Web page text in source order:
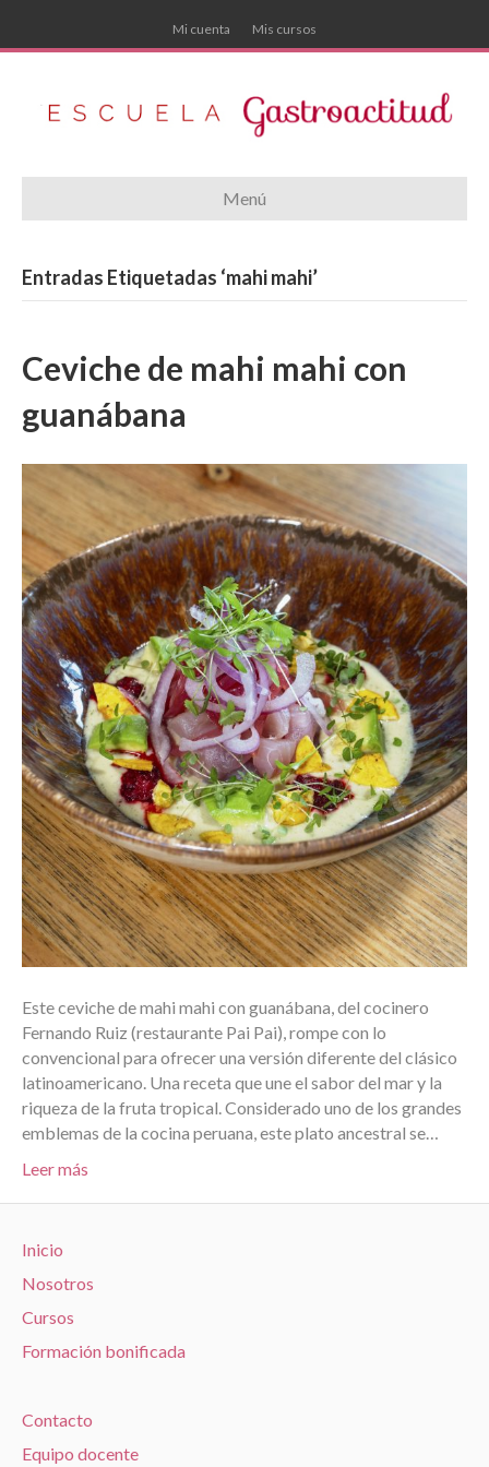
Mi cuenta Mis cursos
Menú
Entradas Etiquetadas ‘mahi mahi’
Ceviche de mahi mahi con
guanábana
Este ceviche de mahi mahi con guanábana, del cocinero
Fernando Ruiz (restaurante Pai Pai), rompe con lo
convencional para ofrecer una versión diferente del clásico
latinoamericano. Una receta que une el sabor del mar y la
riqueza de la fruta tropical. Considerado uno de los grandes
emblemas de la cocina peruana, este plato ancestral se…
Leer más
Inicio
Nosotros
Cursos
Formación bonificada
Contacto
Equipo docente